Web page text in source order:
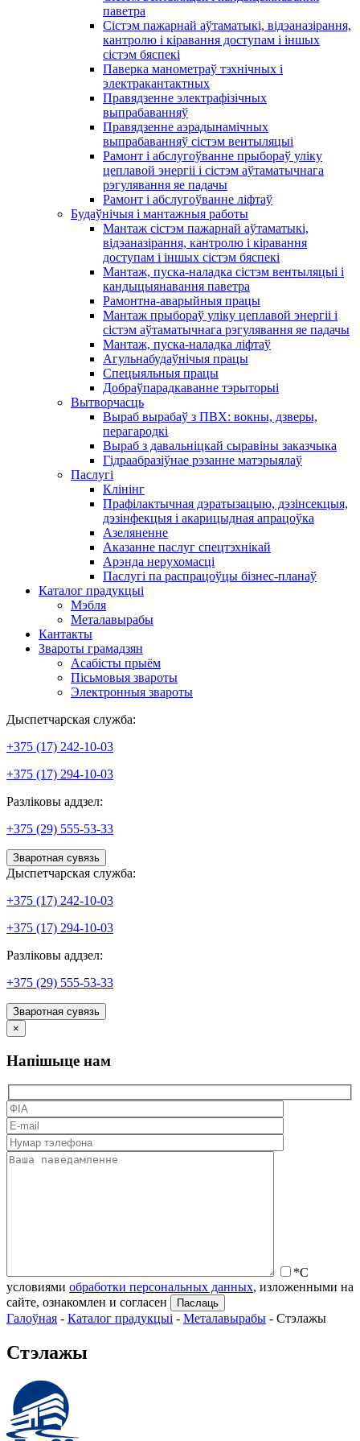
паветра
Сістэм пажарнай аўтаматыкі, відэаназірання,
кантролю і кіравання доступам і іншых
сістэм бяспекі
Паверка манометраў тэхнічных і
электракантактных
Правядзенне электрафізічных
выпрабаванняў
Правядзенне аэрадынамічных
выпрабаванняў сістэм вентыляцыі
Рамонт і абслугоўванне прыбораў уліку
цеплавой энергіі і сістэм аўтаматычнага
рэгулявання яе падачы
Рамонт і абслугоўванне ліфтаў
Будаўнічыя і мантажныя работы
Мантаж сістэм пажарнай аўтаматыкі,
відэаназірання, кантролю і кіравання
доступам і іншых сістэм бяспекі
Мантаж, пуска-наладка сістэм вентыляцыі і
кандыцыянавання паветра
Рамонтна-аварыйныя працы
Мантаж прыбораў уліку цеплавой энергіі і
сістэм аўтаматычнага рэгулявання яе падачы
Мантаж, пуска-наладка ліфтаў
Агульнабудаўнічыя працы
Спецыяльныя працы
Добраўпарадкаванне тэрыторыі
Вытворчасць
Выраб вырабаў з ПВХ: вокны, дзверы,
перагародкі
Выраб з давальніцкай сыравіны заказчыка
Гідраабразіўнае рэзанне матэрыялаў
Паслугі
Клінінг
Прафілактычная дэратызацыю, дэзiнсекцыя,
дэзінфекцыя і акарицыдная апрацоўка
Азеляненне
Аказанне паслуг спецтэхнікай
Арэнда нерухомасці
Паслугі па распрацоўцы бізнес-планаў
Каталог прадукцыі
Мэбля
Металавырабы
Кантакты
Звароты грамадзян
Асабісты прыём
Пісьмовыя звароты
Электронныя звароты
Дыспетчарская служба:
+375 (17) 242-10-03
+375 (17) 294-10-03
Разліковы аддзел:
+375 (29) 555-53-33
Зваротная сувязь
Дыспетчарская служба:
+375 (17) 242-10-03
+375 (17) 294-10-03
Разліковы аддзел:
+375 (29) 555-53-33
Зваротная сувязь
×
Напішыце нам
*С
условиями обработки персональных данных, изложенными на
сайте, ознакомлен и согласен
Галоўная - Каталог прадукцыі - Металавырабы - Стэлажы
Стэлажы